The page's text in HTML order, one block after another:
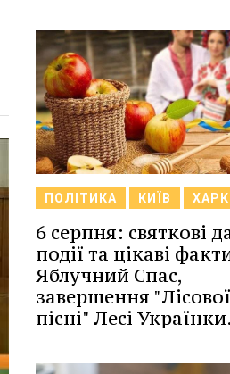
ПОЛІТИКА КИЇВ
6 серпня: святкові
події та цікаві
Яблучний Спас,
завершення "Лісової
пісні" Лесі Українки.